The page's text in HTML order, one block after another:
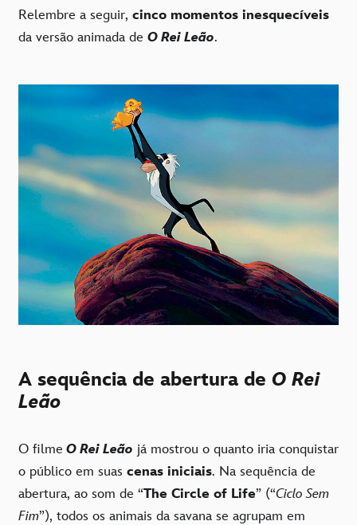
Relembre a seguir, cinco momentos inesquecíveis
da versão animada de O Rei Leão.
A sequência de abertura de O Rei
Leão
O filme O Rei Leão já mostrou o quanto iria conquistar
o público em suas cenas iniciais. Na sequência de
abertura, ao som de “The Circle of Life” (“Ciclo Sem
Fim”), todos os animais da savana se agrupam em